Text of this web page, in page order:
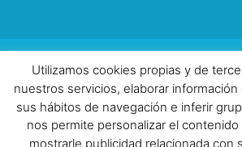
Legal
Política de Cookies |Política
2018 www.beok.es | Telf: 958 40 53
info@beok.es
(Incluir teléfono de
Utilizamos cookies propias y de
nuestros servicios, elaborar información
sus hábitos de navegación e inferir
nos permite personalizar el
mostrarle publicidad relacionada con